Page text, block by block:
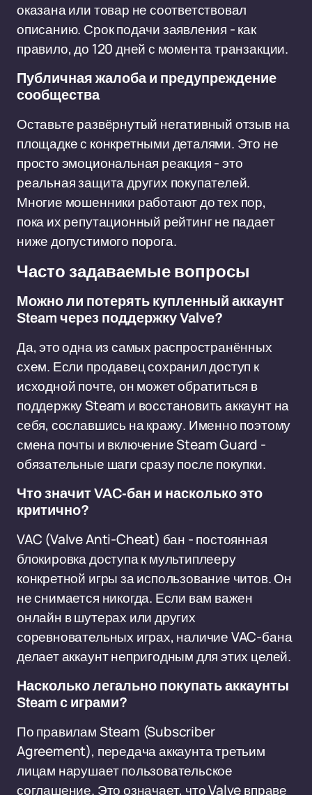
оказана или товар не соответствовал
описанию. Срок подачи заявления - как
правило, до 120 дней с момента транзакции.
Публичная жалоба и предупреждение
сообщества
Оставьте развёрнутый негативный отзыв на
площадке с конкретными деталями. Это не
просто эмоциональная реакция - это
реальная защита других покупателей.
Многие мошенники работают до тех пор,
пока их репутационный рейтинг не падает
ниже допустимого порога.
Часто задаваемые вопросы
Можно ли потерять купленный аккаунт
Steam через поддержку Valve?
Да, это одна из самых распространённых
схем. Если продавец сохранил доступ к
исходной почте, он может обратиться в
поддержку Steam и восстановить аккаунт на
себя, сославшись на кражу. Именно поэтому
смена почты и включение Steam Guard -
обязательные шаги сразу после покупки.
Что значит VAC-бан и насколько это
критично?
VAC (Valve Anti-Cheat) бан - постоянная
блокировка доступа к мультиплееру
конкретной игры за использование читов. Он
не снимается никогда. Если вам важен
онлайн в шутерах или других
соревновательных играх, наличие VAC-бана
делает аккаунт непригодным для этих целей.
Насколько легально покупать аккаунты
Steam с играми?
По правилам Steam (Subscriber
Agreement), передача аккаунта третьим
лицам нарушает пользовательское
соглашение. Это означает, что Valve вправе